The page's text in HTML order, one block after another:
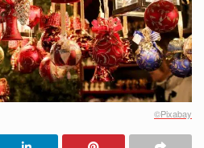
©Pixabay